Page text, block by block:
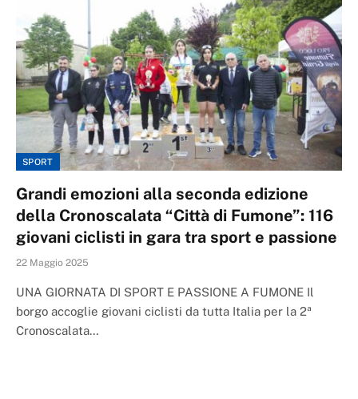
SPORT
Grandi emozioni alla seconda edizione
della Cronoscalata “Città di Fumone”: 116
giovani ciclisti in gara tra sport e passione
22 Maggio 2025
UNA GIORNATA DI SPORT E PASSIONE A FUMONE Il
borgo accoglie giovani ciclisti da tutta Italia per la 2ª
Cronoscalata…